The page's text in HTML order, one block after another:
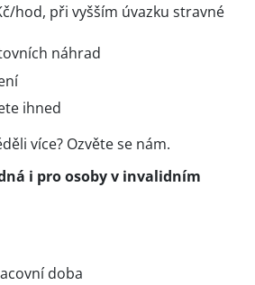
hod, při vyšším úvazku stravné
náhrad
ihned
více? Ozvěte se nám.
i pro osoby v invalidním
doba